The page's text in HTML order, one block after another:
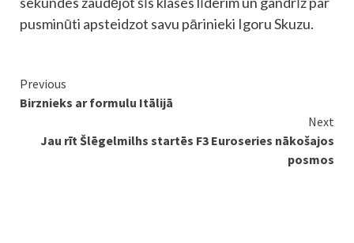
pusminūti apsteidzot savu pārinieki Igoru Skuzu.
Continue
Reading
Previous
Birznieks ar formulu Itālijā
Next
Jau rīt Šlēgelmilhs startēs F3 Euroseries nākošajos
posmos